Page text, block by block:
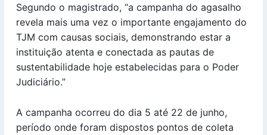
Segundo o magistrado, “a campanha do agasalho
revela mais uma vez o importante engajamento do
TJM com causas sociais, demonstrando estar a
instituição atenta e conectada as pautas de
sustentabilidade hoje estabelecidas para o Poder
Judiciário.”
A campanha ocorreu do dia 5 até 22 de junho,
período onde foram dispostos pontos de coleta